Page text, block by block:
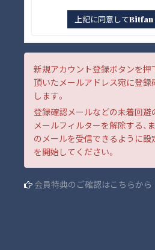
上記に同意して
新規アカウント登録ボタンを押
頂いたメールアドレス宛に登
します。
登録確認メールなどの未着回避
メールフィルターを解除する、
のメールを受信できるように設
を開始してください。
会員特典のご確認はこちらから